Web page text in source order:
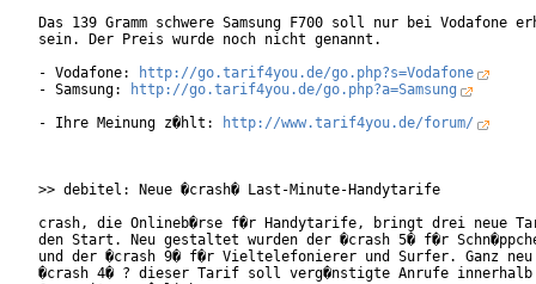
Das 139 Gramm schwere Samsung F700 soll nur bei Vodafone
sein. Der Preis wurde noch nicht genannt.
- Vodafone:
http://go.tarif4you.de/go.php?s=Vodafone
- Samsung:
http://go.tarif4you.de/go.php?a=Samsung
- Ihre Meinung z�hlt:
http://www.tarif4you.de/forum/
>> debitel: Neue �crash� Last-Minute-Handytarife
crash, die Onlineb�rse f�r Handytarife, bringt drei neue
den Start. Neu gestaltet wurden der �crash 5� f�r
und der �crash 9� f�r Vieltelefonierer und Surfer. Ganz
�crash 4� ? dieser Tarif soll verg�nstigte Anrufe innerhalb